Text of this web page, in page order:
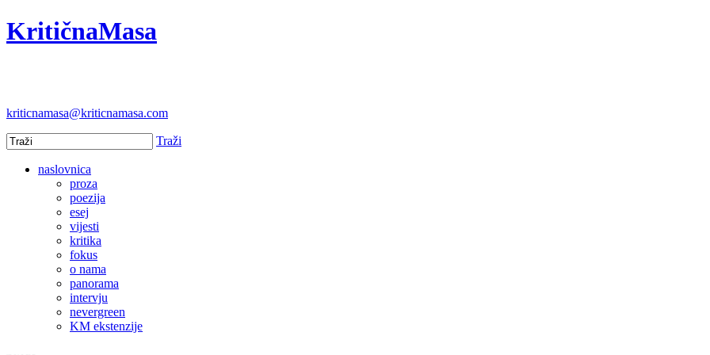
KritičnaMasa
kriticnamasa@kriticnamasa.com
Traži
naslovnica
proza
poezija
esej
vijesti
kritika
fokus
o nama
panorama
intervju
nevergreen
KM ekstenzije